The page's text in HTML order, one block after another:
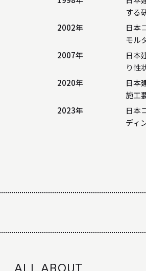
する
2002年
日本
モル
2007年
日本
り性
2020年
日本
施工
2023年
日本
ディ
ALL ABOUT